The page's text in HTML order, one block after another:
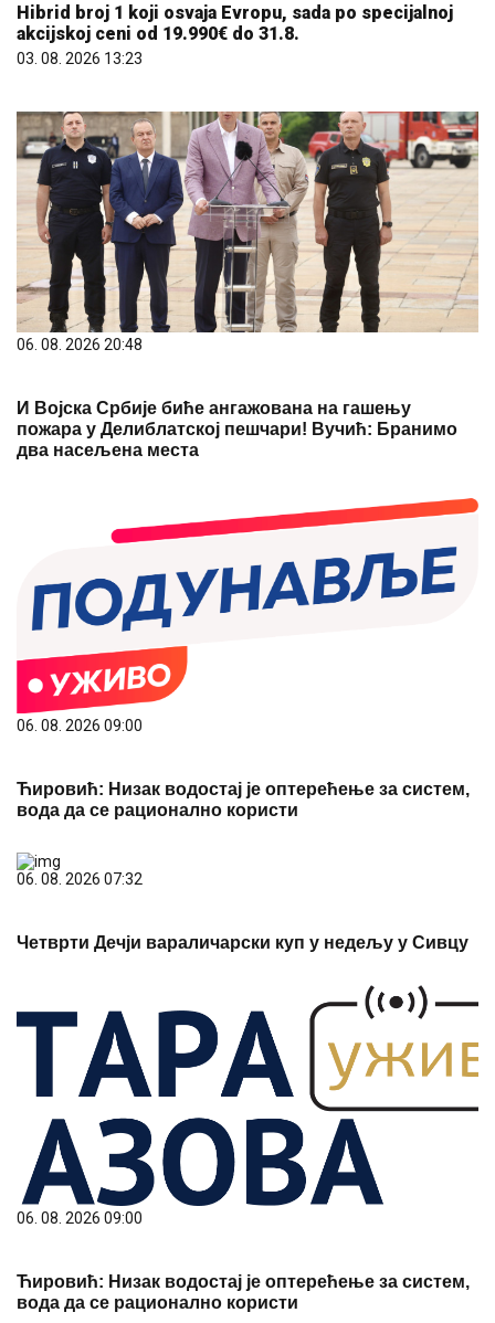
Hibrid broj 1 koji osvaja Evropu, sada po specijalnoj
akcijskoj ceni od 19.990€ do 31.8.
03. 08. 2026 13:23
06. 08. 2026 20:48
И Војска Србије биће ангажована на гашењу
пожара у Делиблатској пешчари! Вучић: Бранимо
два насељена места
06. 08. 2026 09:00
Ћировић: Низак водостај је оптерећење за систем,
вода да се рационално користи
06. 08. 2026 07:32
Четврти Дечји вараличарски куп у недељу у Сивцу
06. 08. 2026 09:00
Ћировић: Низак водостај је оптерећење за систем,
вода да се рационално користи